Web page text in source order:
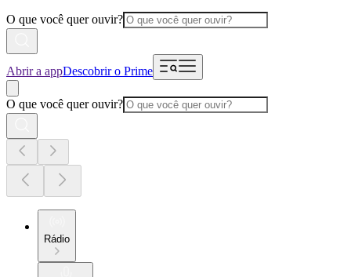
O que você quer ouvir?
Abrir a appDescobrir o Prime
O que você quer ouvir?
Rádio